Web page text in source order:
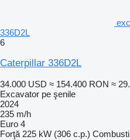
336D2L
6
Caterpillar 336D2L
34.000 USD ≈ 154.400 RON ≈
Excavator pe şenile
2024
235 m/h
Euro 4
Forţă 225 kW (306 c.p.)